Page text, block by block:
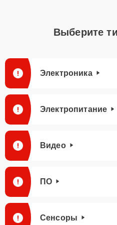
Выберите
Электроника
Электропитание
Видео
ПО
Сенсоры